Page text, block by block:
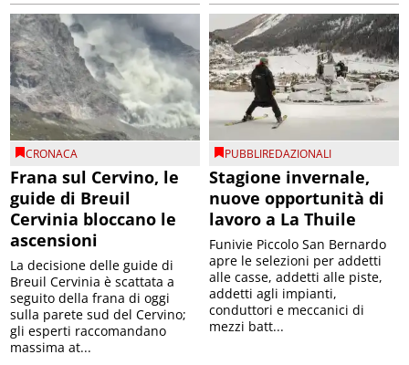
CRONACA
Frana sul Cervino, le
guide di Breuil
Cervinia bloccano le
ascensioni
La decisione delle guide di
Breuil Cervinia è scattata a
seguito della frana di oggi
sulla parete sud del Cervino;
gli esperti raccomandano
massima at...
PUBBLIREDAZIONALI
Stagione invernale,
nuove opportunità di
lavoro a La Thuile
Funivie Piccolo San Bernardo
apre le selezioni per addetti
alle casse, addetti alle piste,
addetti agli impianti,
conduttori e meccanici di
mezzi batt...